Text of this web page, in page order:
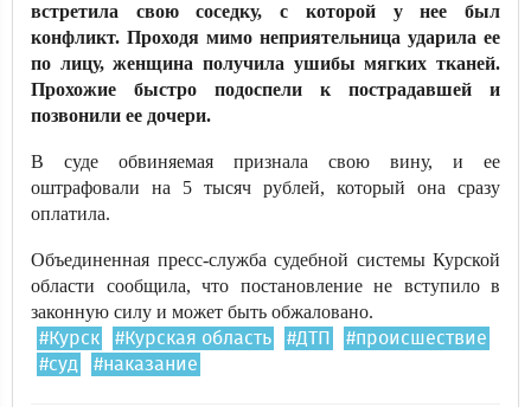
встретила свою соседку, с которой у нее был
конфликт. Проходя мимо неприятельница ударила ее
по лицу, женщина получила ушибы мягких тканей.
Прохожие быстро подоспели к пострадавшей и
позвонили ее дочери.
В суде обвиняемая признала свою вину, и ее
оштрафовали на 5 тысяч рублей, который она сразу
оплатила.
Объединенная пресс-служба судебной системы Курской
области сообщила, что постановление не вступило в
законную силу и может быть обжаловано.
#Курск #Курская область #ДТП
#происшествие
#суд
#наказание